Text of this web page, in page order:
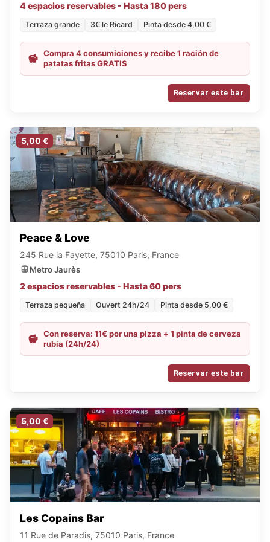
4 espacios reservables - Hasta 180 pers
Terraza grande 3€ le Ricard Pinta desde 4,00 €
Compra 4 consumiciones y recibe 1 ración de
patatas fritas GRATIS
Reservar este bar
5,00 €
Peace & Love
245 Rue la Fayette, 75010 Paris, France
Metro Jaurès
2 espacios reservables - Hasta 60 pers
Terraza pequeña Ouvert 24h/24 Pinta desde 5,00 €
Con reserva: 11€ por una pizza + 1 pinta de cerveza
rubia (24h/24)
Reservar este bar
5,00 €
Les Copains Bar
11 Rue de Paradis, 75010 Paris, France